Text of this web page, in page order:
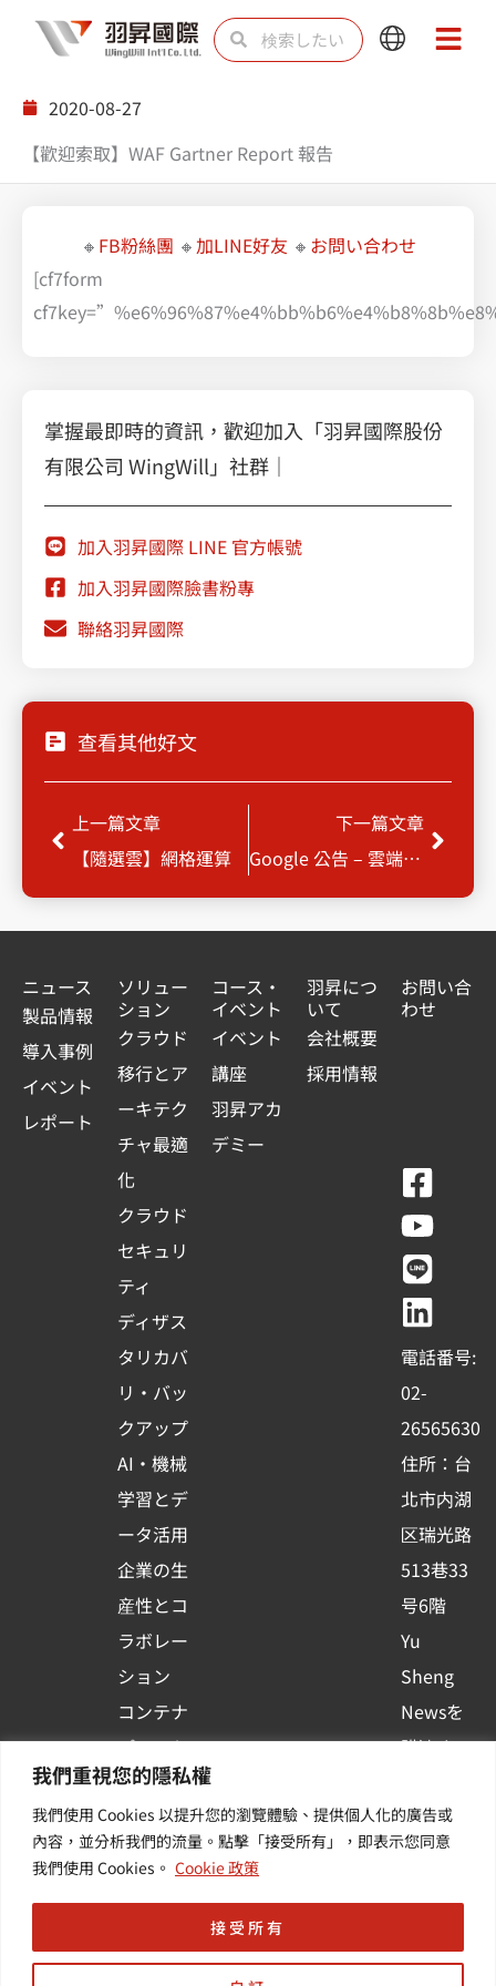
我們重視您的隱私權
我們使用 Cookies 以提升您的瀏覽體驗、提供個人化的廣告或
內容，並分析我們的流量。點擊「接受所有」，即表示您同意
我們使用 Cookies。 Cookie 政策
接受所有
検
索 索
Main
Main
2020-08-27
【歡迎索取】WAF Gartner Report 報告
🔸 FB粉絲團 🔸加LINE好友 🔸 お問い合わせ
[cf7form
掌握最即時的資訊，歡迎加入「羽昇國際股份
有限公司 WingWill」社群｜
加入羽昇國際 LINE 官方帳號
加入羽昇國際臉書粉專
聯絡羽昇國際
查看其他好文
Prev
上一篇文章
【隨選雲】網格運算
下一篇文章
Google 公告 – 雲端產品故障事件彙整報告
Next
ニュース
製品情報
導入事例
イベント
レポート
ソリュー
ション
クラウド
移行とア
ーキテク
チャ最適
化
クラウド
セキュリ
ティ
ディザス
タリカバ
リ・バッ
クアップ
AI・機械
学習とデ
ータ活用
企業の生
産性とコ
ラボレー
ション
コンテナ
プラット
フォーム
活用
その他・
コース・
イベント
イベント
講座
羽昇アカ
デミー
羽昇につ
いて
会社概要
採用情報
お問い合
わせ
F
a
c
e
b
o
o
k
-
s
q
u
a
r
e
Y
o
u
t
u
b
e
L
i
n
e
L
i
n
k
e
d
i
n
電話番号:
02-
26565630
住所：台
北市内湖
区瑞光路
513巷33
号6階
Yu
Sheng
Newsを
購読する
イベント
や業界情